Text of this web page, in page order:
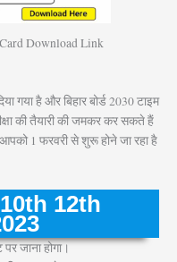
Download Link
गया है और बिहार बोर्ड 2030 टाइम
की तैयारी की जमकर कर सकते हैं
आपको 1 फरवरी से शुरू होने जा रहा है
12th
जाना होगा।